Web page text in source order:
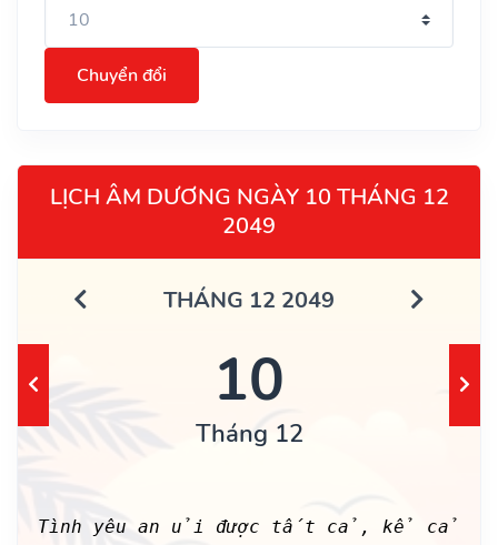
Chuyển đổi
LỊCH ÂM DƯƠNG NGÀY 10 THÁNG 12
2049
THÁNG 12 2049
10
Tháng 12
Tình yêu an ủi được tất cả, kể cả